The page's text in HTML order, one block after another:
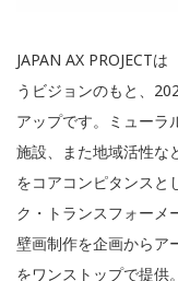
JAPAN AX PROJECT
うビジョンのもと、
アップです。ミューラ
施設、また地域活性な
をコアコンピタンスと
ク・トランスフォーメ
壁画制作を企画からア
をワンストップで提供。